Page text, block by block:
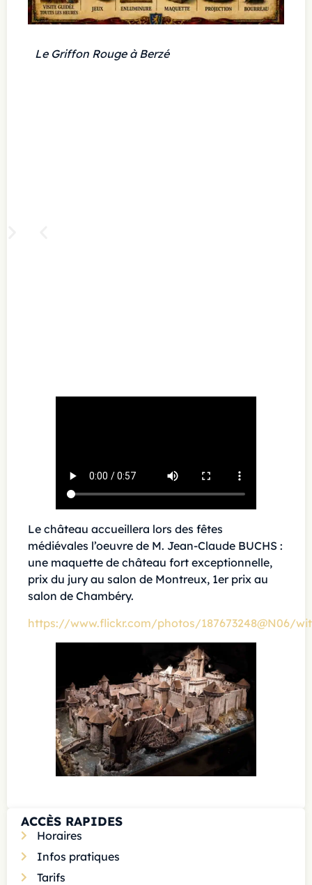
Le Griffon Rouge à Berzé
Le château accueillera lors des fêtes
médiévales l’oeuvre de M. Jean-Claude BUCHS :
une maquette de château fort exceptionnelle,
prix du jury au salon de Montreux, 1er prix au
salon de Chambéry.
https://www.flickr.com/photos/187673248@N06/
ACCÈS RAPIDES
Horaires
Infos pratiques
Tarifs